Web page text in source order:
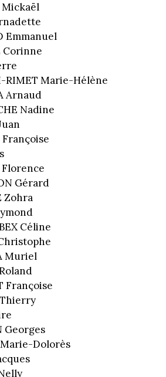
Mickaël
Emmanuel
Corinne
RIMET Marie-Hélène
Arnaud
Nadine
Françoise
Florence
Gérard
Zohra
Céline
Muriel
Françoise
Georges
Marie-Dolorès